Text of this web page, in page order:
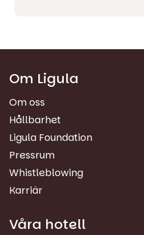
Om Ligula
Om oss
Hållbarhet
Ligula Foundation
Pressrum
Whistleblowing
Karriär
Våra hotell